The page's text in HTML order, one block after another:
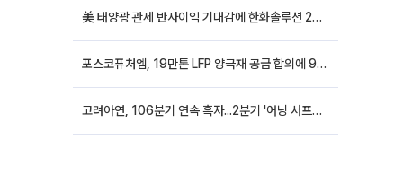
美 태양광 관세 반사이익 기대감에 한화솔루션 20%대·OCI홀딩스 14%대 급등
포스코퓨처엠, 19만톤 LFP 양극재 공급 합의에 9%대 강세
고려아연, 106분기 연속 흑자...2분기 '어닝 서프라이즈'에 장 초반 12%대 강세